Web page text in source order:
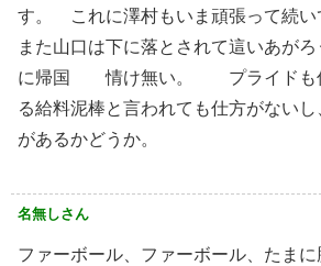
す。 これに澤村もいま頑張って続い
また山口は下に落とされて這いあが
に帰国 情け無い。 プライドも何
る給料泥棒と言われても仕方がない
があるかどうか。
名無しさん
ファーボール、ファーボール、たま